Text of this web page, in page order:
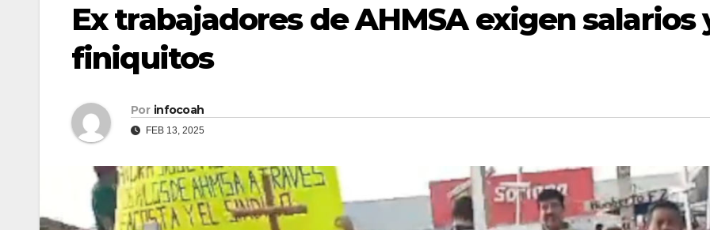
Ex trabajadores de AHMSA exigen salarios
finiquitos
Por infocoah
FEB 13, 2025